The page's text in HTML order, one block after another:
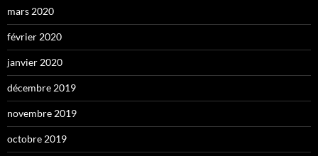
mars 2020
février 2020
janvier 2020
décembre 2019
novembre 2019
octobre 2019